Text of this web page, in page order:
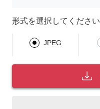
形式を選択してください
JPEG